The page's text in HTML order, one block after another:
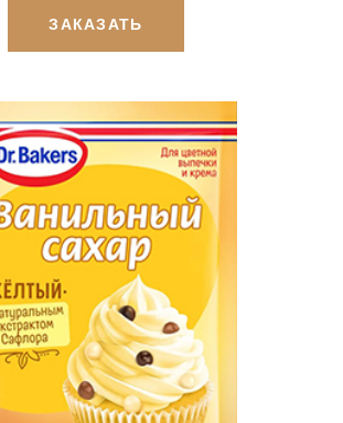
ЗАКАЗАТЬ